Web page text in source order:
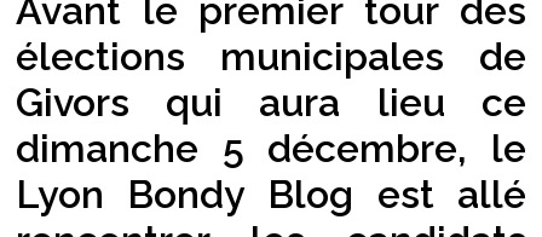
Avant le premier tour des
élections municipales de
Givors qui aura lieu ce
dimanche 5 décembre, le
Lyon Bondy Blog est allé